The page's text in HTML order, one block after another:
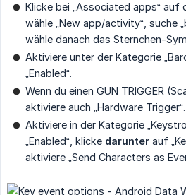
Klicke bei „Associated apps“ auf
wähle „New app/activity“, suche
wähle danach das Sternchen-
Aktiviere unter der Kategorie
„Enabled“.
Wenn du einen GUN TRIGGER
aktiviere auch „Hardware Trigger“.
Aktiviere in der Kategorie
„Enabled“, klicke darunter auf
aktiviere „Send Characters as